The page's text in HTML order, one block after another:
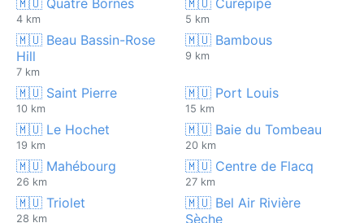
4 km 5 km
🇲🇺 Beau Bassin-Rose
Hill
7 km
🇲🇺 Bambous
9 km
🇲🇺 Saint Pierre
10 km
🇲🇺 Port Louis
15 km
🇲🇺 Le Hochet
19 km
🇲🇺 Baie du Tombeau
20 km
🇲🇺 Mahébourg
26 km
🇲🇺 Centre de Flacq
27 km
🇲🇺 Triolet
28 km
🇲🇺 Bel Air Rivière
Sèche